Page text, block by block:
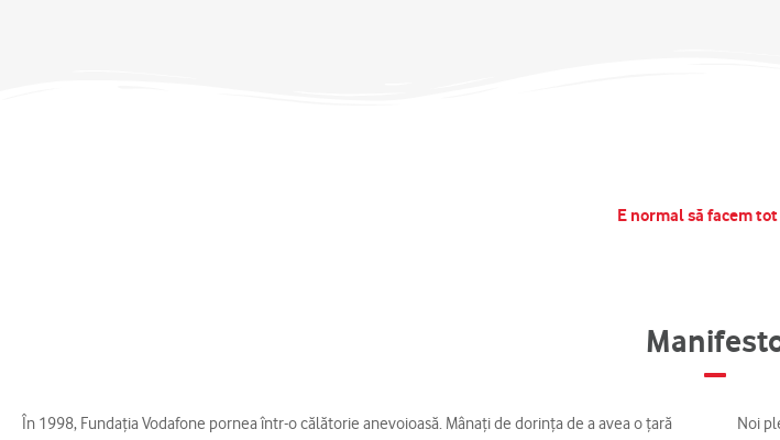
E normal|
În 1998, Fundaţia Vodafone pornea într-o călătorie anevoioasă. Mânaţi de dorinţa de a avea o ţară
Noi